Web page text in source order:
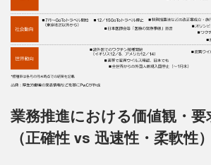
業務推進における価値観・要
（正確性 vs 迅速性・柔軟性）